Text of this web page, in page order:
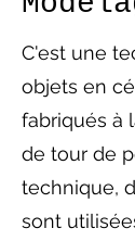
C'est une
objets en
fabriqués à
de tour de
technique,
sont